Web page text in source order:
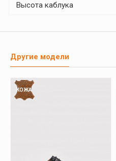
Высота каблука
Другие модели
КОЖА